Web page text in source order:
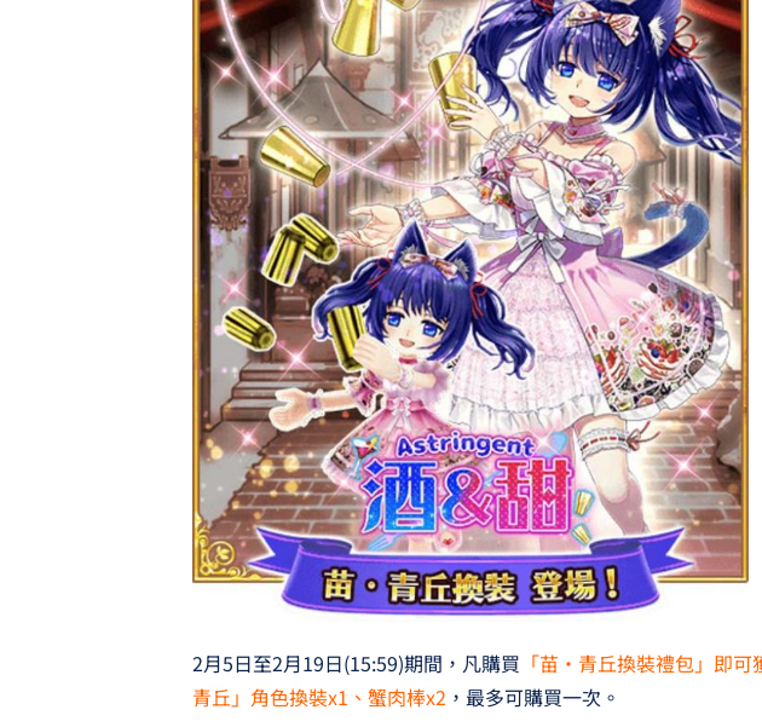
2月5日至2月19日(15:59)期間，凡購買 「苗·青丘換裝禮包」即
青丘」角色換裝x1、蟹肉棒x2 ，最多可購買一次。